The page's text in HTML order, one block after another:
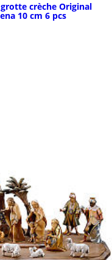
crèche Original
10 cm 6 pcs